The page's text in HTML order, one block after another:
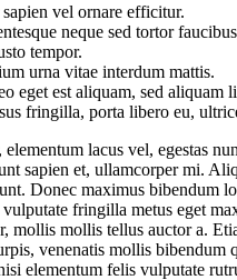
vel ornare efficitur.
neque sed tortor
tempor.
urna vitae interdum mattis.
eget est aliquam, sed aliquam
fringilla, porta libero eu,
lacus vel, egestas
sapien et, ullamcorper mi.
Donec maximus bibendum
vulputate fringilla metus eget
mollis mollis tellus auctor a.
venenatis mollis bibendum
elementum felis vulputate